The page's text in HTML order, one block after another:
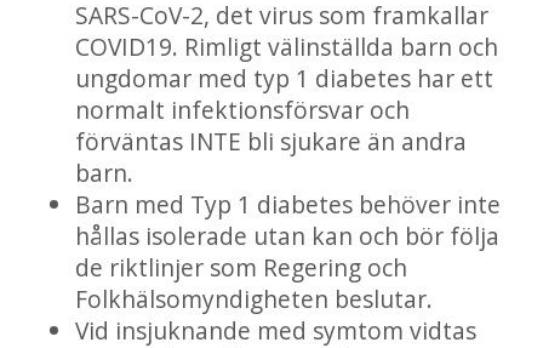
SARS-CoV-2, det virus som framkallar
COVID19. Rimligt välinställda barn och
ungdomar med typ 1 diabetes har ett
normalt infektionsförsvar och
förväntas INTE bli sjukare än andra
barn.
Barn med Typ 1 diabetes behöver inte
hållas isolerade utan kan och bör följa
de riktlinjer som Regering och
Folkhälsomyndigheten beslutar.
Vid insjuknande med symtom vidtas